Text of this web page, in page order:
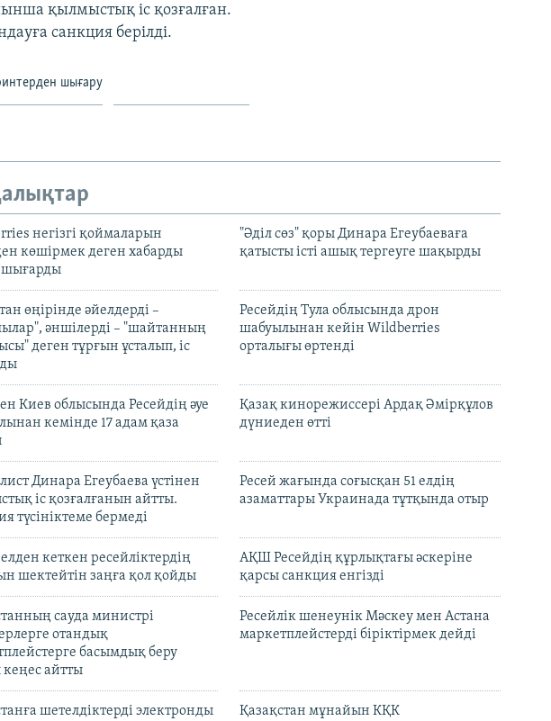
қылмыстық іс қозғалған.
санкция берілді.
шығару
негізгі қоймаларын
көшірмек деген хабарды
"Әділ сөз" қоры Динара Егеубаеваға
қатысты істі ашық тергеуге шақырды
өңірінде әйелдерді –
әншілерді – "шайтанның
деген тұрғын ұсталып, іс
Ресейдің Тула облысында дрон
шабуылынан кейін Wildberries
орталығы өртенді
Киев облысында Ресейдің әуе
кемінде 17 адам қаза
Қазақ кинорежиссері Ардақ Әмірқұлов
дүниеден өтті
Динара Егеубаева үстінен
іс қозғалғанын айтты.
түсініктеме бермеді
Ресей жағында соғысқан 51 елдің
азаматтары Украинада тұтқында отыр
кеткен ресейліктердің
шектейтін заңға қол қойды
АҚШ Ресейдің құрлықтағы әскеріне
қарсы санкция енгізді
сауда министрі
отандық
басымдық беру
айтты
Ресейлік шенеунік Мәскеу мен Астана
маркетплейстерді біріктірмек дейді
шетелдіктерді электронды
Қазақстан мұнайын КҚК